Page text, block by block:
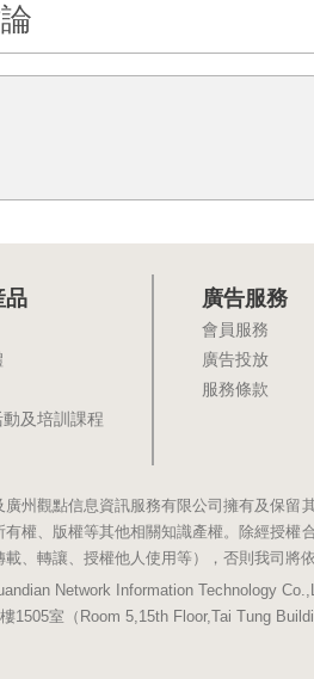
品
及培訓課程
廣告服務
會員服務
廣告投放
服務條款
州觀點信息資訊服務有限公司擁有及保
權、版權等其他相關知識產權。除經授
、轉讓、授權他人使用等），否則我司將
Network Information Technology
1505室（Room 5,15th Floor,Tai Tung